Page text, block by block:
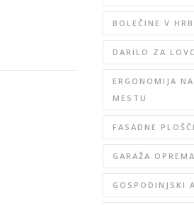
BOLEČINE V
DARILO ZA
ERGONOMIJA
MESTU
FASADNE
GARAŽA OPREMA
GOSPODINJSKI